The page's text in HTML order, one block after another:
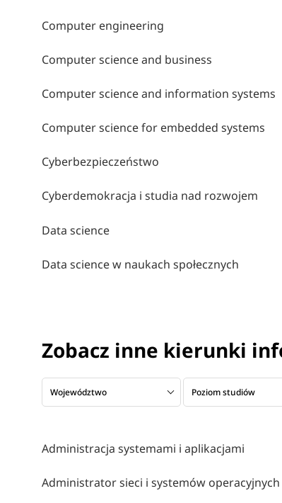
Computer engineering
Computer science and business
Computer science and information systems
Computer science for embedded systems
Cyberbezpieczeństwo
Cyberdemokracja i studia nad rozwojem
Data science
Data science w naukach społecznych
Zobacz inne kierunki
Województwo Poziom studiów
Administracja systemami i aplikacjami
Administrator sieci i systemów operacyjnych